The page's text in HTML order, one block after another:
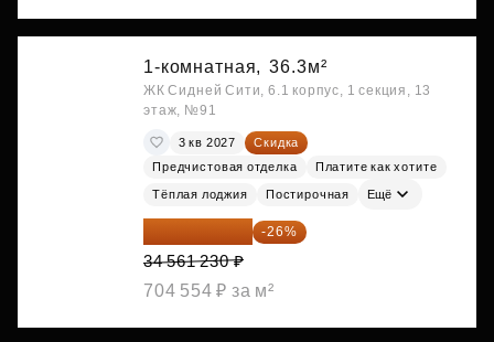
1-комнатная, 36.3м²
ЖК Сидней Сити, 6.1 корпус, 1 секция, 13
этаж, №91
3 кв 2027
Скидка
Предчистовая отделка
Платите как хотите
Тёплая лоджия Постирочная Ещё
25 575 310 ₽ -26%
34 561 230 ₽
704 554 ₽ за м²